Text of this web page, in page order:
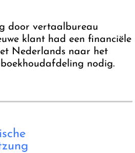
door vertaalbureau
klant had een financiële
Nederlands naar het
nodig.